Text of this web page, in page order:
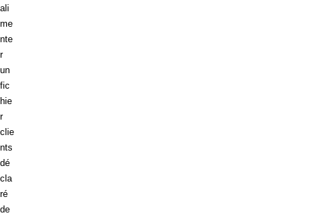
ali
me
nte
r
un
fic
hie
r
clie
nts
dé
cla
ré
de